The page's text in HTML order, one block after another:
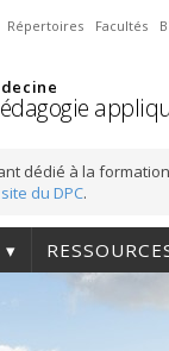
Répertoires Facultés
dédié à la
site du DPC.